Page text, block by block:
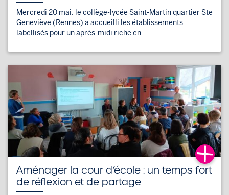
Mercredi 20 mai, le collège-lycée Saint-Martin quartier Ste
Geneviève (Rennes) a accueilli les établissements
labellisés pour un après-midi riche en...
Aménager la cour d’école : un temps fort
de réflexion et de partage